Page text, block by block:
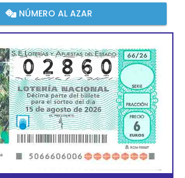
NÚMERO AL AZAR